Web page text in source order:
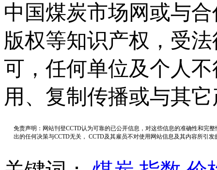
中国煤炭市场网或与
版权等知识产权，受
可，任何单位及个人
用、复制传播或与其
免责声明：网站刊登CCTD认为可靠的已公开信息，对这些信息的准确性和完
出的任何决策与CCTD无关， CCTD及其雇员不对使用网站信息及其内容所引